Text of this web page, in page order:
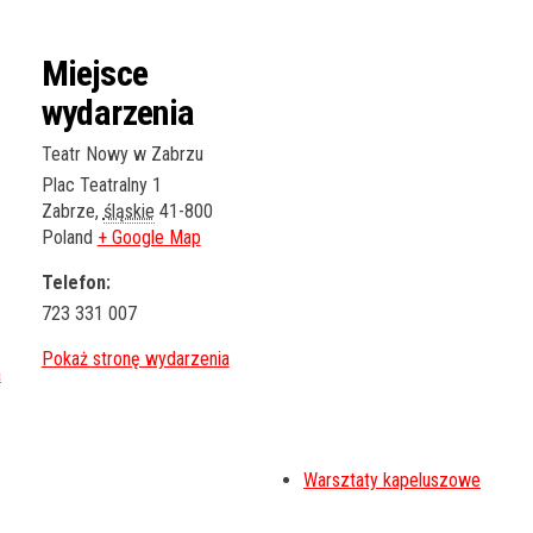
Miejsce
wydarzenia
Teatr Nowy w Zabrzu
Plac Teatralny 1
Zabrze, śląskie 41-800
Poland + Google Map
Telefon:
723 331 007
Warsztaty kapeluszowe